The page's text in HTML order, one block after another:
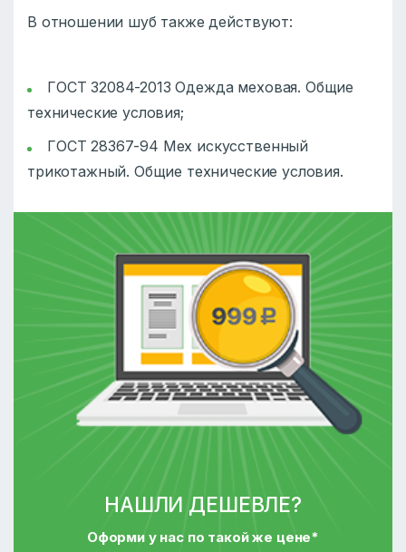
В отношении шуб также действуют:
ГОСТ 32084-2013 Одежда меховая. Общие
технические условия;
ГОСТ 28367-94 Мех искусственный
трикотажный. Общие технические условия.
НАШЛИ ДЕШЕВЛЕ?
Оформи у нас по такой же цене*